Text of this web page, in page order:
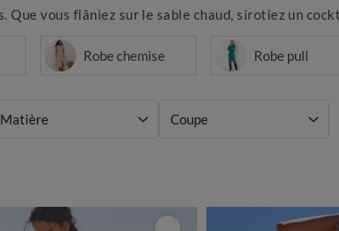
vous flâniez sur le sable chaud, sirotiez un
Robe chemise Robe pull
Matière Coupe